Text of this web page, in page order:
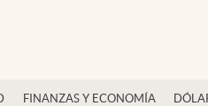
FINANZAS Y ECONOMÍA